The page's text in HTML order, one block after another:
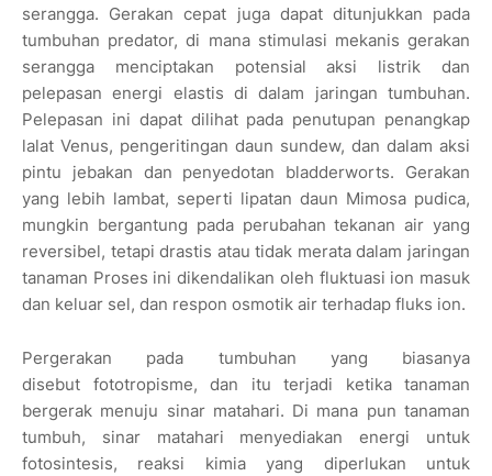
serangga. Gerakan cepat juga dapat ditunjukkan pada
tumbuhan predator, di mana stimulasi mekanis gerakan
serangga menciptakan potensial aksi listrik dan
pelepasan energi elastis di dalam jaringan tumbuhan.
Pelepasan ini dapat dilihat pada penutupan penangkap
lalat Venus, pengeritingan daun sundew, dan dalam aksi
pintu jebakan dan penyedotan bladderworts. Gerakan
yang lebih lambat, seperti lipatan daun Mimosa pudica,
mungkin bergantung pada perubahan tekanan air yang
reversibel, tetapi drastis atau tidak merata dalam jaringan
tanaman Proses ini dikendalikan oleh fluktuasi ion masuk
dan keluar sel, dan respon osmotik air terhadap fluks ion.
Pergerakan pada tumbuhan yang biasanya
disebut fototropisme, dan itu terjadi ketika tanaman
bergerak menuju sinar matahari. Di mana pun tanaman
tumbuh, sinar matahari menyediakan energi untuk
fotosintesis, reaksi kimia yang diperlukan untuk